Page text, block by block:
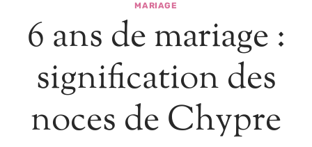
MARIAGE
6 ans de mariage :
signification des
noces de Chypre